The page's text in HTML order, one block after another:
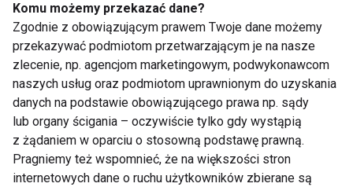
już w naszym przypadku o trendzie. Maszyna
półwolna Glute Drive Nautilus, ławki typu glute,
maszyna półwolna do przysiadów z pasem tzw. belt
squad, czy wreszcie schody mechaniczne
StairMaster to tylko niektóre urządzenia, gdzie
odnotowaliśmy znaczący wzrost sprzedaży w
ostatnich latach a trend jest nadal w fazie
wznoszącej.
Komu możemy przekazać dane?
Zgodnie z obowiązującym prawem Twoje dane możemy
przekazywać podmiotom przetwarzającym je na nasze
zlecenie, np. agencjom marketingowym, podwykonawcom
naszych usług oraz podmiotom uprawnionym do uzyskania
danych na podstawie obowiązującego prawa np. sądy
lub organy ścigania – oczywiście tylko gdy wystąpią
z żądaniem w oparciu o stosowną podstawę prawną.
Pragniemy też wspomnieć, że na większości stron
internetowych dane o ruchu użytkowników zbierane są